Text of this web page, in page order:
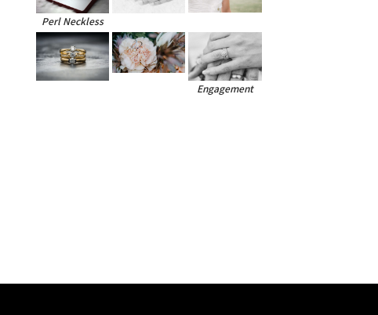
Perl Neckless
Engagement